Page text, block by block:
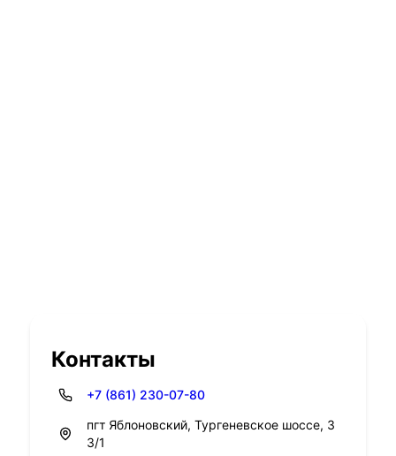
Контакты
+7 (861) 230-07-80
пгт Яблоновский, Тургеневское шоссе, 3
3/1